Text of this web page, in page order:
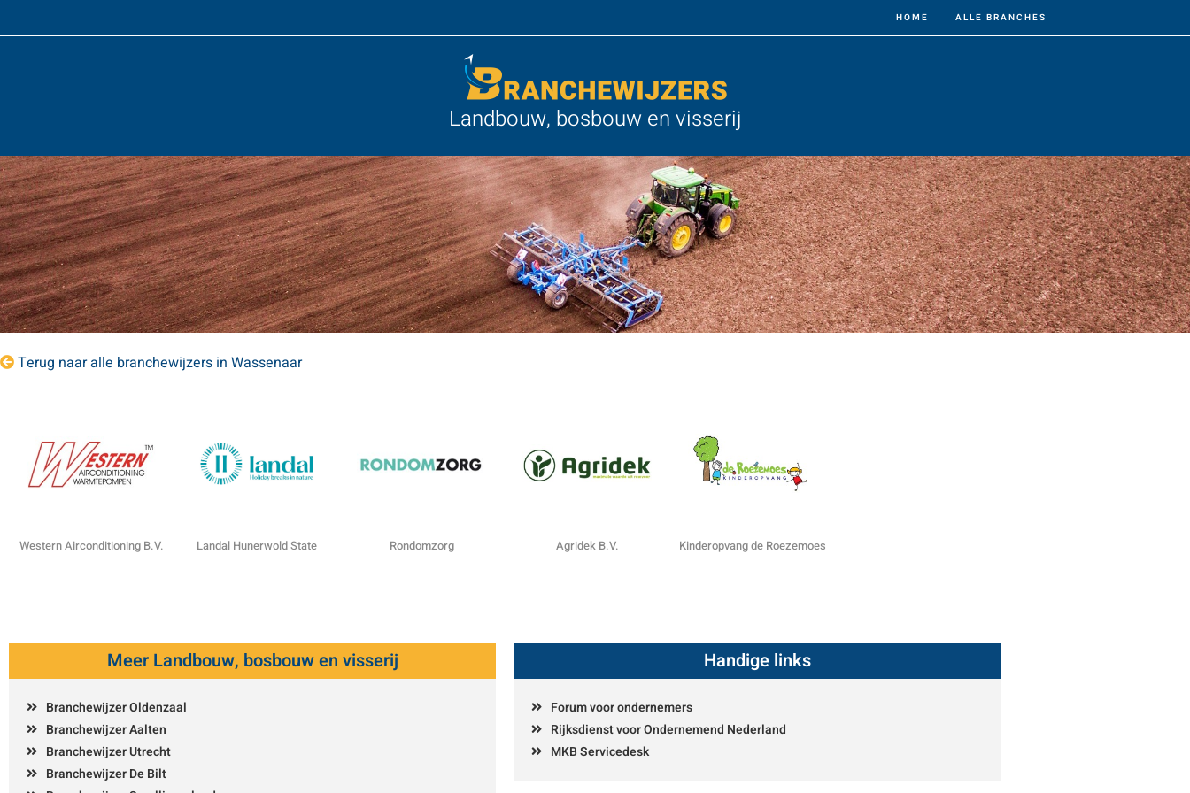
HOME ALLE BRANCHES
Landbouw, bosbouw en visserij
Terug naar alle branchewijzers in Wassenaar
Western Airconditioning B.V. Landal Hunerwold State Rondomzorg Agridek B.V. Kinderopvang de Roezemoes
Meer Landbouw, bosbouw en visserij
Branchewijzer Oldenzaal
Branchewijzer Aalten
Branchewijzer Utrecht
Branchewijzer De Bilt
Handige links
Forum voor ondernemers
Rijksdienst voor Ondernemend Nederland
MKB Servicedesk